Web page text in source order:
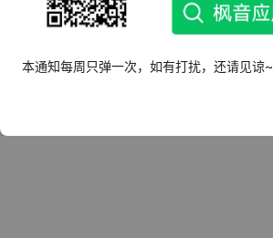
本通知每周只弹一次，如有打扰，还请见谅~